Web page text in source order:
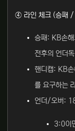
④ 라인 체크 (승패 /
승패: KB손
전후의 언더
핸디캡: KB
를 요구하는
언더/오버:
3:0이